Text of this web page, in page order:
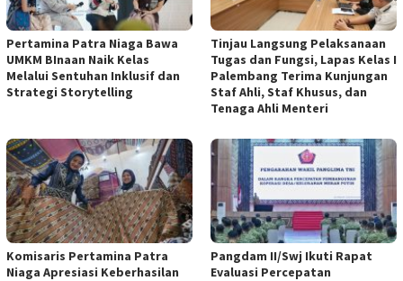
Pertamina Patra Niaga Bawa
UMKM BInaan Naik Kelas
Melalui Sentuhan Inklusif dan
Strategi Storytelling
Tinjau Langsung Pelaksanaan
Tugas dan Fungsi, Lapas Kelas I
Palembang Terima Kunjungan
Staf Ahli, Staf Khusus, dan
Tenaga Ahli Menteri
Komisaris Pertamina Patra
Niaga Apresiasi Keberhasilan
Pangdam II/Swj Ikuti Rapat
Evaluasi Percepatan